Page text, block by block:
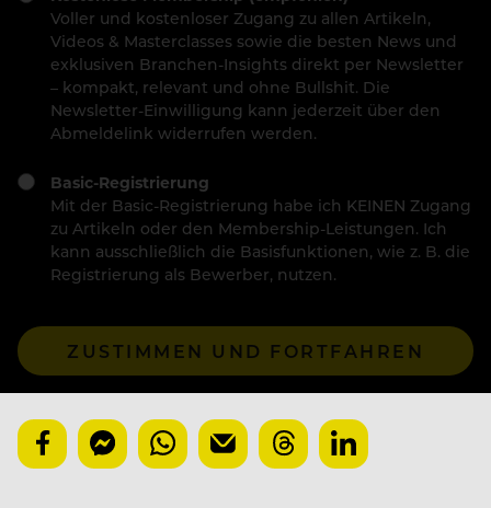
Voller und kostenloser Zugang zu allen Artikeln,
Videos & Masterclasses sowie die besten News und
exklusiven Branchen-Insights direkt per Newsletter
– kompakt, relevant und ohne Bullshit. Die
Newsletter-Einwilligung kann jederzeit über den
Abmeldelink widerrufen werden.
Basic-Registrierung
Mit der Basic-Registrierung habe ich KEINEN Zugang
zu Artikeln oder den Membership-Leistungen. Ich
kann ausschließlich die Basisfunktionen, wie z. B. die
Registrierung als Bewerber, nutzen.
ZUSTIMMEN UND FORTFAHREN